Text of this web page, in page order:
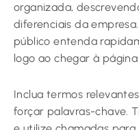
organizada,
diferenciais da
público entenda
logo ao chegar à página
Inclua termos
forçar palavras-chave.